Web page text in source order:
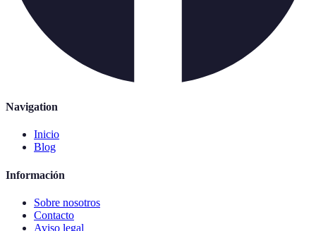
Navigation
Inicio
Blog
Información
Sobre nosotros
Contacto
Aviso legal